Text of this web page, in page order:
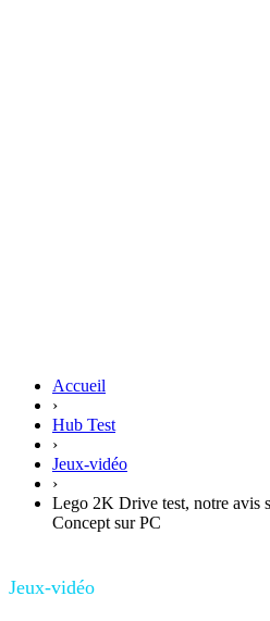
Accueil
›
Hub Test
›
Jeux-vidéo
›
Lego 2K Drive test, notre avis
Concept sur PC
Jeux-vidéo